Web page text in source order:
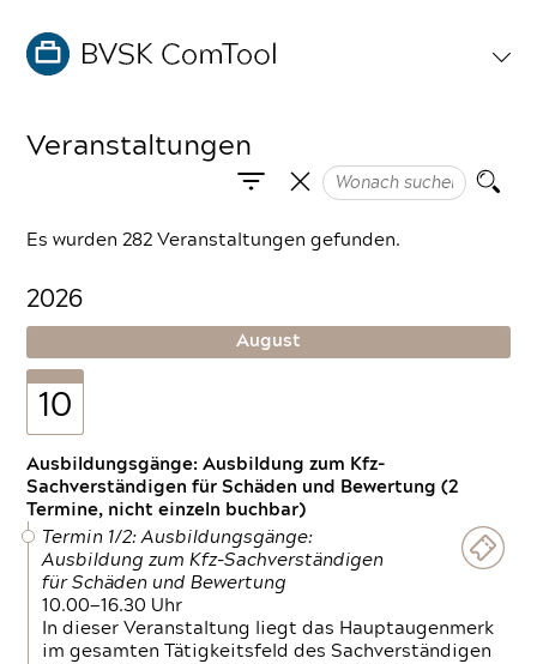
Veranstaltungen
Es wurden 282 Veranstaltungen gefunden.
2026
August
10
Ausbildungsgänge: Ausbildung zum Kfz-
Sachverständigen für Schäden und Bewertung (2
Termine, nicht einzeln buchbar)
Termin 1/2: Ausbildungsgänge:
Ausbildung zum Kfz-Sachverständigen
für Schäden und Bewertung
10.00—16.30 Uhr
In dieser Veranstaltung liegt das Hauptaugenmerk
im gesamten Tätigkeitsfeld des Sachverständigen